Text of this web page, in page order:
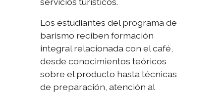
Los estudiantes del programa de
barismo reciben formación
integral relacionada con el café,
desde conocimientos teóricos
sobre el producto hasta técnicas
de preparación, atención al